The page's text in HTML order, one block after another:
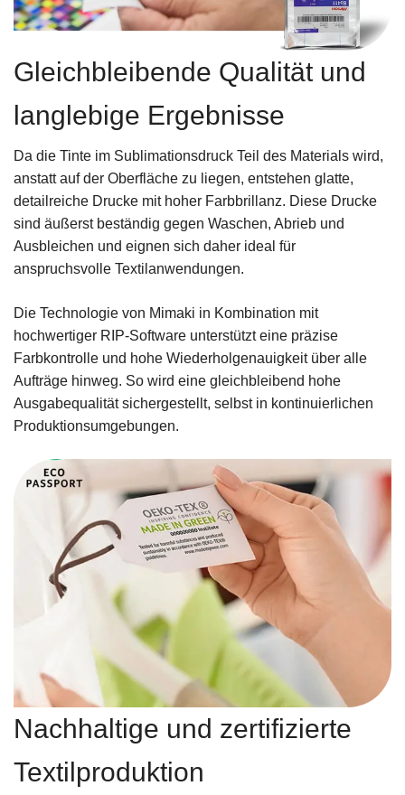
Gleichbleibende Qualität und
langlebige Ergebnisse
Da die Tinte im Sublimationsdruck Teil des Materials wird,
anstatt auf der Oberfläche zu liegen, entstehen glatte,
detailreiche Drucke mit hoher Farbbrillanz. Diese Drucke
sind äußerst beständig gegen Waschen, Abrieb und
Ausbleichen und eignen sich daher ideal für
anspruchsvolle Textilanwendungen.
Die Technologie von Mimaki in Kombination mit
hochwertiger RIP-Software unterstützt eine präzise
Farbkontrolle und hohe Wiederholgenauigkeit über alle
Aufträge hinweg. So wird eine gleichbleibend hohe
Ausgabequalität sichergestellt, selbst in kontinuierlichen
Produktionsumgebungen.
Nachhaltige und zertifizierte
Textilproduktion